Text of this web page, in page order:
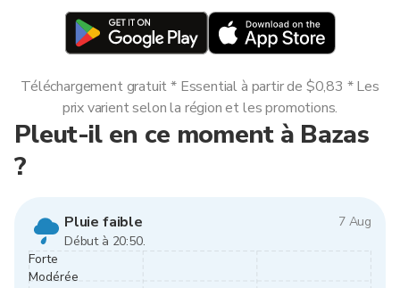
Pleut-il en ce moment à Bazas
?
Pluie faible
7 Aug
Début à 20:50.
Forte
Modérée
Téléchargement gratuit * Essential à partir de $0,83 * Les
prix varient selon la région et les promotions.